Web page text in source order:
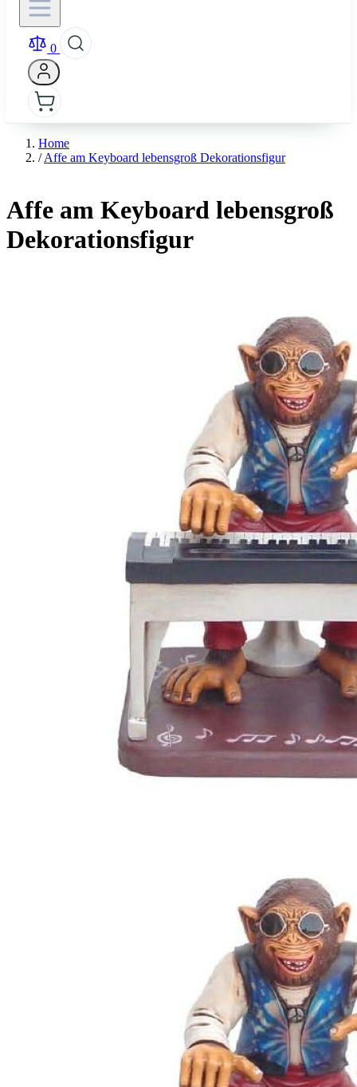
0
Home
/ Affe am Keyboard lebensgroß Dekorationsfigur
Affe am Keyboard lebensgroß
Dekorationsfigur